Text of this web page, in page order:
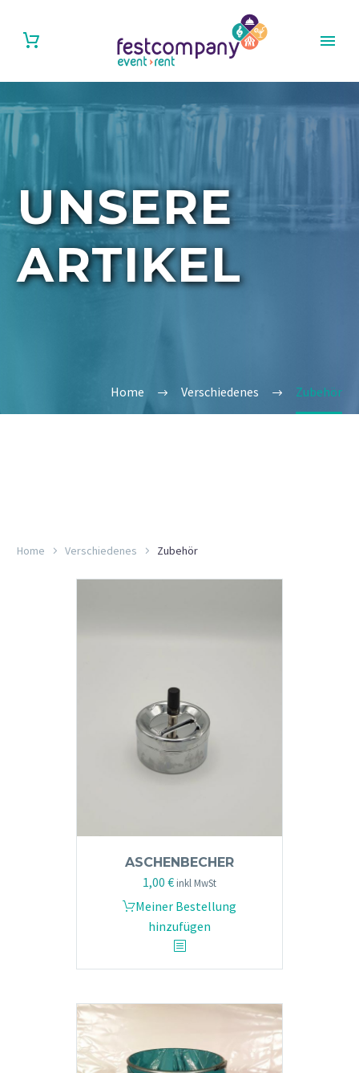
UNSERE
ARTIKEL
Home Verschiedenes Zubehör
Home Verschiedenes Zubehör
ASCHENBECHER
1,00 € inkl MwSt
Meiner Bestellung
hinzufügen